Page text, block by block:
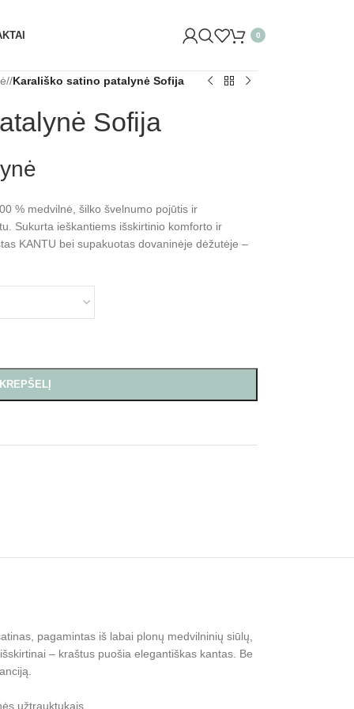
0
/ Karališko satino patalynė Sofija
Sofija
% medvilnė, šilko švelnumo pojūtis ir
Sukurta ieškantiems išskirtinio komforto ir
KANTU bei supakuotas dovaninėje dėžutėje –
KREPŠELĮ
pagamintas iš labai plonų medvilninių siūlų,
– kraštus puošia elegantiškas kantas. Be
užtrauktukais.